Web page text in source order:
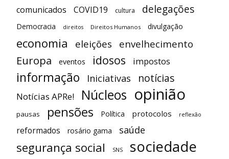
comunicados COVID19 cultura delegações
Democracia direitos Direitos Humanos divulgação
economia eleições envelhecimento
Europa eventos idosos impostos
informação Iniciativas notícias
Notícias APRe! Núcleos opinião
pausas pensões Política protocolos reflexão
reformados rosário gama saúde
segurança social SNS sociedade